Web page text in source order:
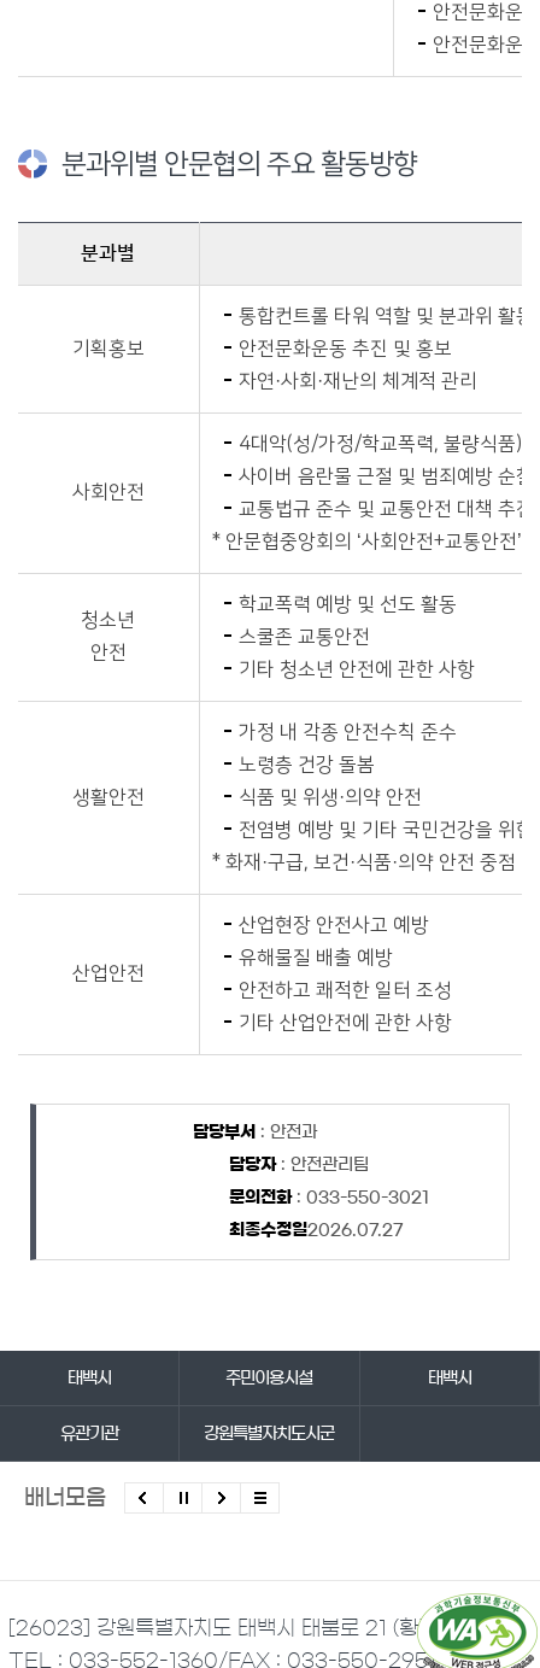
안전문화운
안전문화운
분과위별 안문협의 주요 활동방향
분과별
기획홍보
통합컨트롤 타워 역할 및 분과위 활동
안전문화운동 추진 및 홍보
자연·사회·재난의 체계적 관리
사회안전
4대악(성/가정/학교폭력, 불량식품)
사이버 음란물 근절 및 범죄예방 순찰
교통법규 준수 및 교통안전 대책 추진
* 안문협중앙회의 ‘사회안전+교통안전’
청소년
안전
학교폭력 예방 및 선도 활동
스쿨존 교통안전
기타 청소년 안전에 관한 사항
생활안전
가정 내 각종 안전수칙 준수
노령층 건강 돌봄
식품 및 위생·의약 안전
전염병 예방 및 기타 국민건강을 위한
* 화재·구급, 보건·식품·의약 안전 중점
산업안전
산업현장 안전사고 예방
유해물질 배출 예방
안전하고 쾌적한 일터 조성
기타 산업안전에 관한 사항
담당자 정보
담당부서 : 안전과
담당자: 안전관리팀
문의전화: 033-550-3021
최종수정일2026.07.27
태백시 주민이용시설 태백시
유관기관 강원특별자치도시군
배너모음
[26023] 강원특별자치도 태백시 태붐로 21 (황지동)
TEL : 033-552-1360/FAX : 033-550-2951